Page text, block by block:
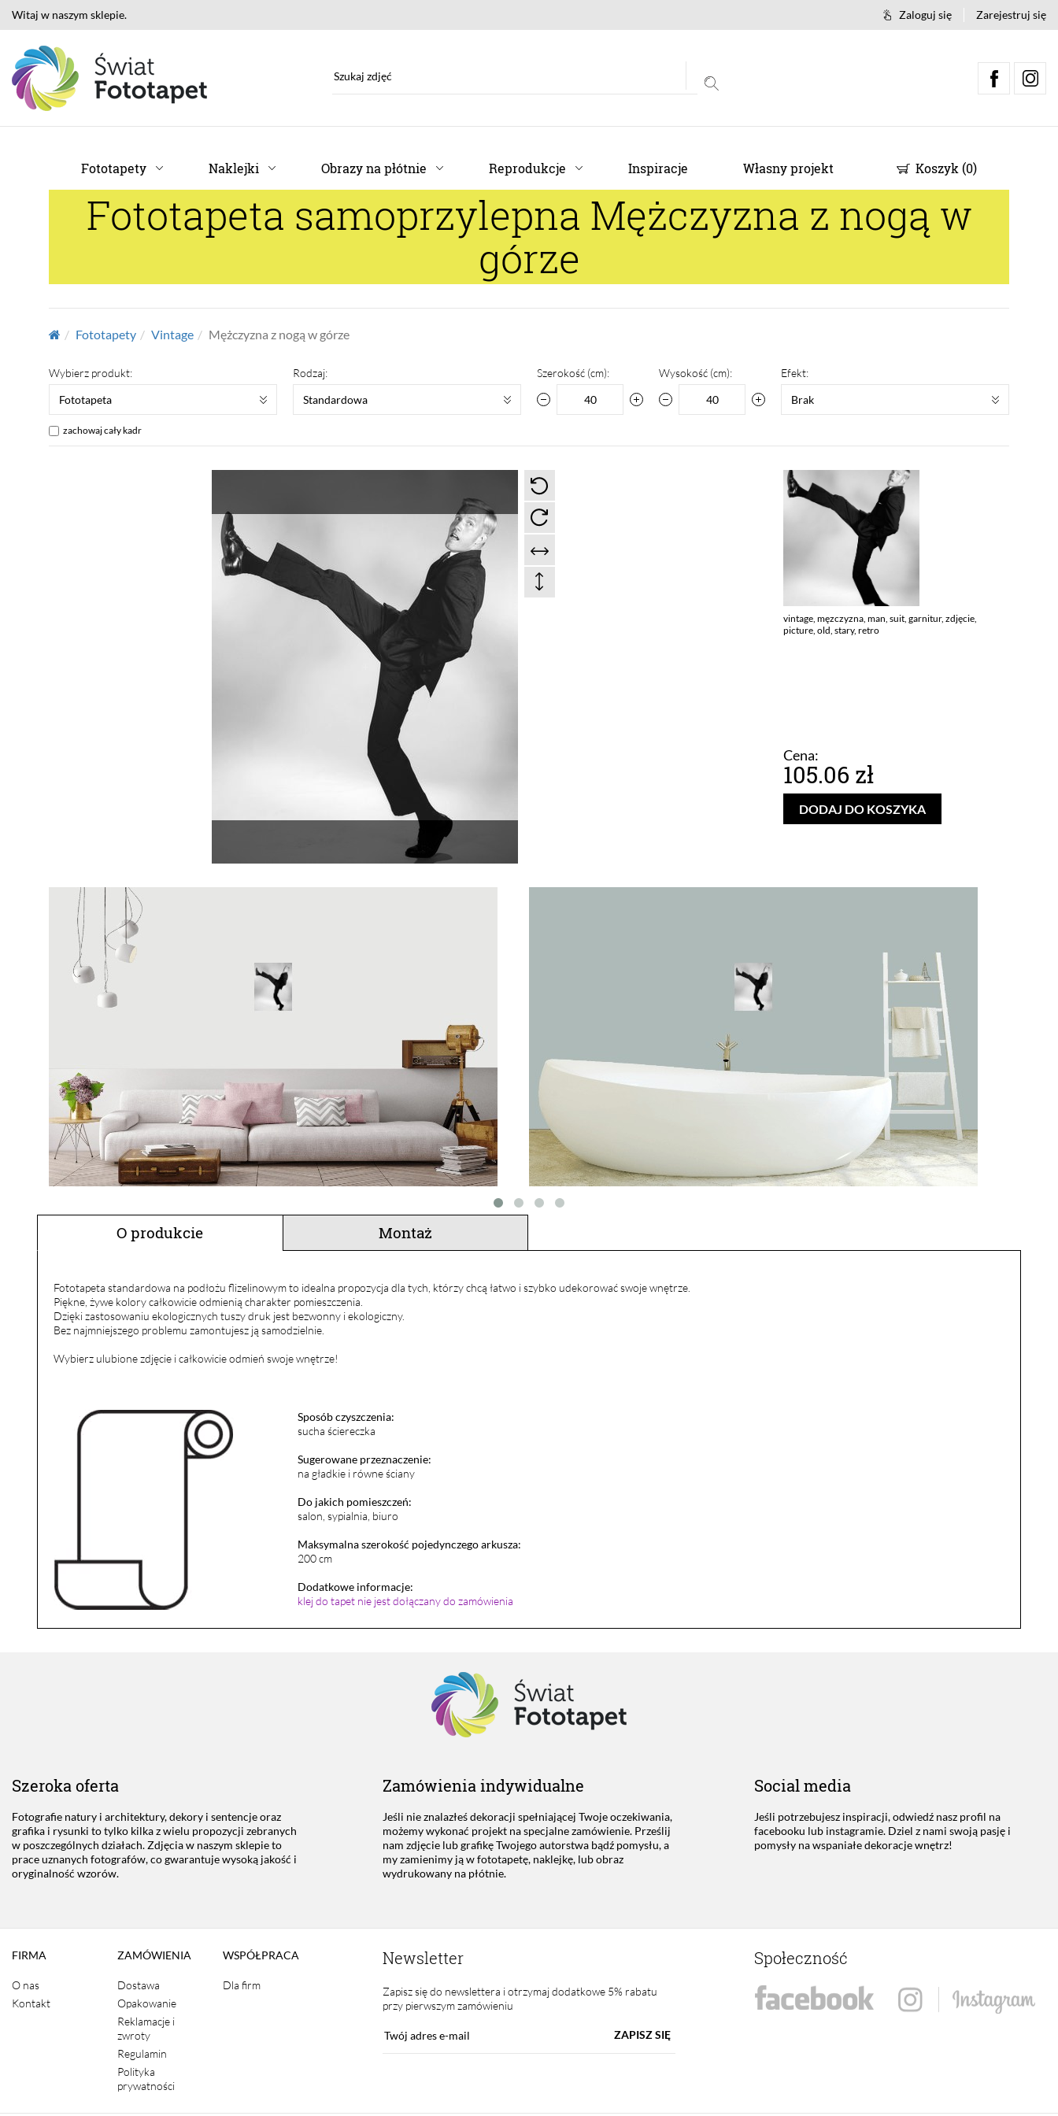
Witaj w naszym sklepie. Zaloguj się Zarejestruj się
Fototapety Naklejki Obrazy na płótnie Reprodukcje Inspiracje Własny projekt Koszyk (0)
Fototapeta samoprzylepna Mężczyzna z nogą w
górze
Fototapety Vintage Mężczyzna z nogą w górze
Wybierz produkt:
Fototapeta
Rodzaj:
Standardowa
Szerokość (cm): Wysokość (cm):
Efekt:
Brak
zachowaj cały kadr
vintage, męzczyzna, man, suit, garnitur, zdjęcie,
picture, old, stary, retro
Cena:
105.06 zł
DODAJ DO KOSZYKA
O produkcie Montaż
Fototapeta standardowa na podłożu flizelinowym to idealna propozycja dla tych, którzy chcą łatwo i szybko udekorować swoje wnętrze.
Piękne, żywe kolory całkowicie odmienią charakter pomieszczenia.
Dzięki zastosowaniu ekologicznych tuszy druk jest bezwonny i ekologiczny.
Bez najmniejszego problemu zamontujesz ją samodzielnie.
Wybierz ulubione zdjęcie i całkowicie odmień swoje wnętrze!
Sposób czyszczenia:
sucha ściereczka
Sugerowane przeznaczenie:
na gładkie i równe ściany
Do jakich pomieszczeń:
salon, sypialnia, biuro
Maksymalna szerokość pojedynczego arkusza:
200 cm
Dodatkowe informacje:
klej do tapet nie jest dołączany do zamówienia
Szeroka oferta
Fotografie natury i architektury, dekory i sentencje oraz
grafika i rysunki to tylko kilka z wielu propozycji zebranych
w poszczególnych działach. Zdjęcia w naszym sklepie to
prace uznanych fotografów, co gwarantuje wysoką jakość i
oryginalność wzorów.
Zamówienia indywidualne
Jeśli nie znalazłeś dekoracji spełniającej Twoje oczekiwania,
możemy wykonać projekt na specjalne zamówienie. Prześlij
nam zdjęcie lub grafikę Twojego autorstwa bądź pomysłu, a
my zamienimy ją w fototapetę, naklejkę, lub obraz
wydrukowany na płótnie.
Social media
Jeśli potrzebujesz inspiracji, odwiedź nasz profil na
facebooku lub instagramie. Dziel z nami swoją pasję i
pomysły na wspaniałe dekoracje wnętrz!
FIRMA
O nas
Kontakt
ZAMÓWIENIA
Dostawa
Opakowanie
Reklamacje i
zwroty
Regulamin
Polityka
prywatności
WSPÓŁPRACA
Dla firm
Newsletter
Zapisz się do newslettera i otrzymaj dodatkowe 5% rabatu
przy pierwszym zamówieniu
ZAPISZ SIĘ
Społeczność